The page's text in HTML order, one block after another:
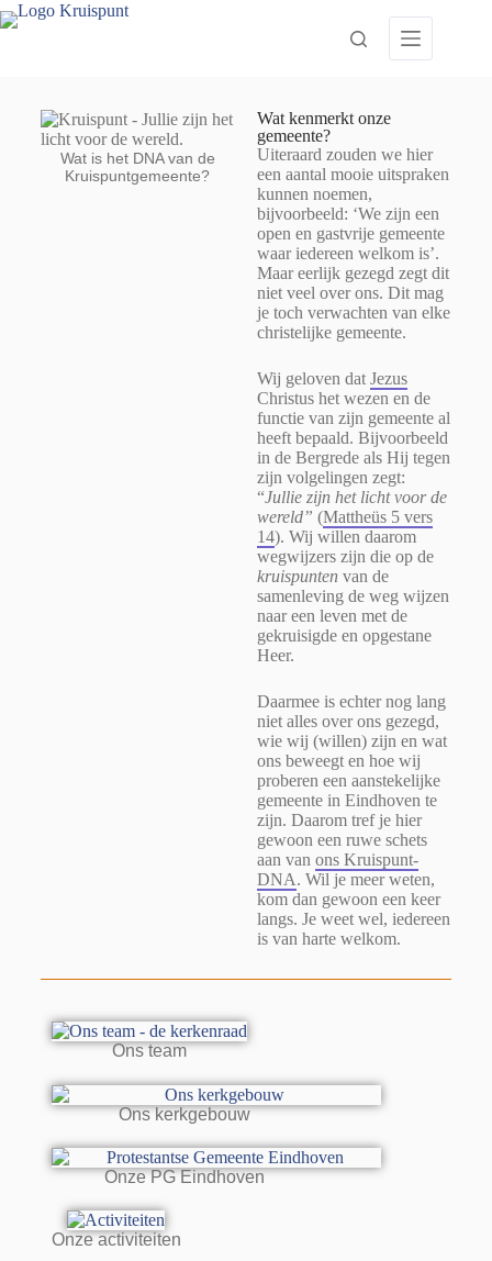
Wat is het DNA van de
Kruispuntgemeente?
Wat kenmerkt onze
gemeente?
Uiteraard zouden we hier
een aantal mooie uitspraken
kunnen noemen,
bijvoorbeeld: ‘We zijn een
open en gastvrije gemeente
waar iedereen welkom is’.
Maar eerlijk gezegd zegt dit
niet veel over ons. Dit mag
je toch verwachten van elke
christelijke gemeente.
Wij geloven dat Jezus
Christus het wezen en de
functie van zijn gemeente al
heeft bepaald. Bijvoorbeeld
in de Bergrede als Hij tegen
zijn volgelingen zegt:
“Jullie zijn het licht voor de
wereld” (Mattheüs 5 vers
14). Wij willen daarom
wegwijzers zijn die op de
kruispunten van de
samenleving de weg wijzen
naar een leven met de
gekruisigde en opgestane
Heer.
Daarmee is echter nog lang
niet alles over ons gezegd,
wie wij (willen) zijn en wat
ons beweegt en hoe wij
proberen een aanstekelijke
gemeente in Eindhoven te
zijn. Daarom tref je hier
gewoon een ruwe schets
aan van ons Kruispunt-
DNA. Wil je meer weten,
kom dan gewoon een keer
langs. Je weet wel, iedereen
is van harte welkom.
Ons team
Ons kerkgebouw
Onze PG Eindhoven
Onze activiteiten